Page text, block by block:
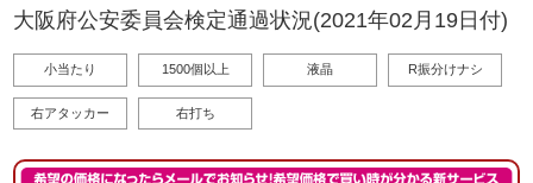
大阪府公安委員会検定通過状況(2021年02月19日付)
小当たり 1500個以上 液晶 R振分けナシ
右アタッカー 右打ち